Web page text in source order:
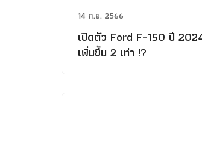
14 ก.ย. 2566
เปิดตัว Ford F-150 ปี
เพิ่มขึ้น 2 เท่า !?